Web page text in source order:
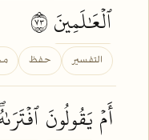
ٱلۡعَٰلَمِينَ
التفسير حفظ
أَمۡ يَقُولُونَ